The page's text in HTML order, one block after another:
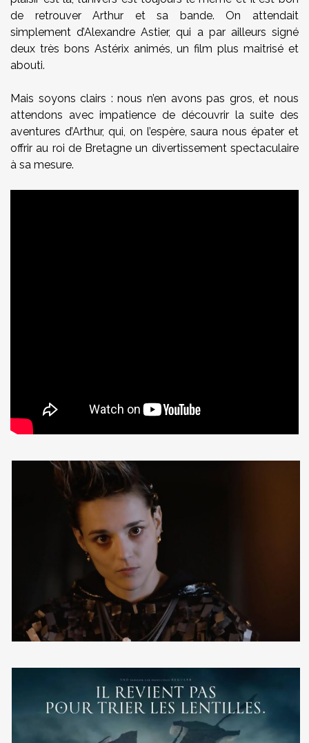
de retrouver Arthur et sa bande. On attendait
simplement d’Alexandre Astier, qui a par ailleurs signé
deux très bons Astérix animés, un film plus maitrisé et
abouti.
Mais soyons clairs : nous n’en avons pas gros, et nous
attendons avec impatience de découvrir la suite des
aventures d’Arthur, qui, on l’espère, saura nous épater et
offrir au roi de Bretagne un divertissement spectaculaire
à sa mesure.